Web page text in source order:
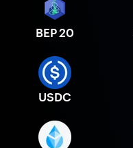
BEP 20
USDC